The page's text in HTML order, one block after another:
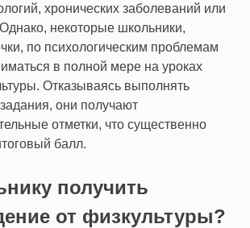
хронических заболеваний или
некоторые школьники,
по психологическим проблемам
в полной мере на уроках
Отказываясь выполнять
они получают
отметки, что существенно
балл.
получить
от физкультуры?